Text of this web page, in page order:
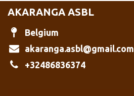
AKARANGA ASBL
Belgium
akaranga.asbl@gmail.com
+32486836374